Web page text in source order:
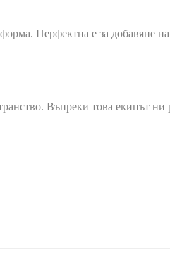
Перфектна е за добавяне
Въпреки това екипът ни